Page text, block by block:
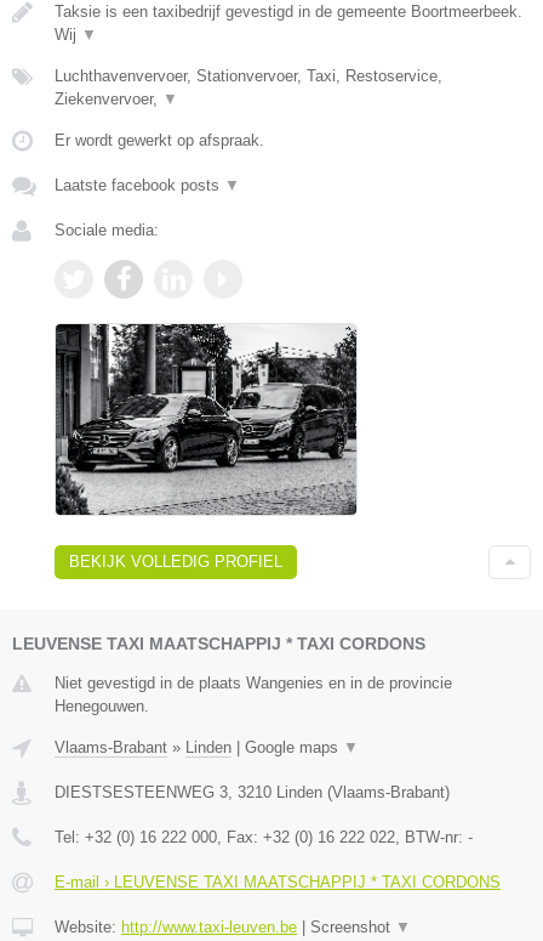
Taksie is een taxibedrijf gevestigd in de gemeente Boortmeerbeek.
Wij ▼
Luchthavenvervoer, Stationvervoer, Taxi, Restoservice,
Ziekenvervoer,
▼
Er wordt gewerkt op afspraak.
Laatste facebook posts ▼
Sociale media:
BEKIJK VOLLEDIG PROFIEL
LEUVENSE TAXI MAATSCHAPPIJ * TAXI CORDONS
Niet gevestigd in de plaats Wangenies en in de provincie
Henegouwen.
Vlaams-Brabant » Linden Google maps ▼
DIESTSESTEENWEG 3, 3210 Linden (Vlaams-Brabant)
Tel: +32 (0) 16 222 000, Fax: +32 (0) 16 222 022, BTW-nr: -
E-mail › LEUVENSE TAXI MAATSCHAPPIJ * TAXI CORDONS
Website: http://www.taxi-leuven.be Screenshot ▼